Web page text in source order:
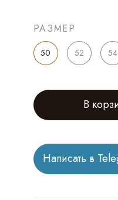
РАЗМЕР
50 52 54
В
Написать в